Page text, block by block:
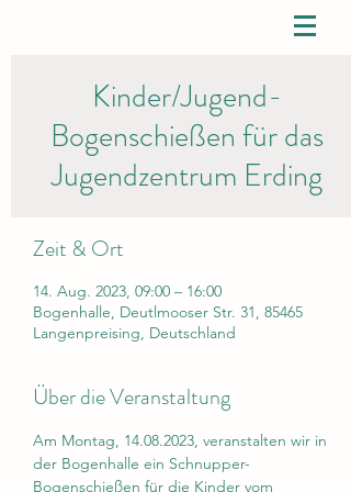
Kinder/Jugend-
Bogenschießen für das
Jugendzentrum Erding
Zeit & Ort
14. Aug. 2023, 09:00 – 16:00
Bogenhalle, Deutlmooser Str. 31, 85465
Langenpreising, Deutschland
Über die Veranstaltung
Am Montag, 14.08.2023, veranstalten wir in
der Bogenhalle ein Schnupper-
Bogenschießen für die Kinder vom